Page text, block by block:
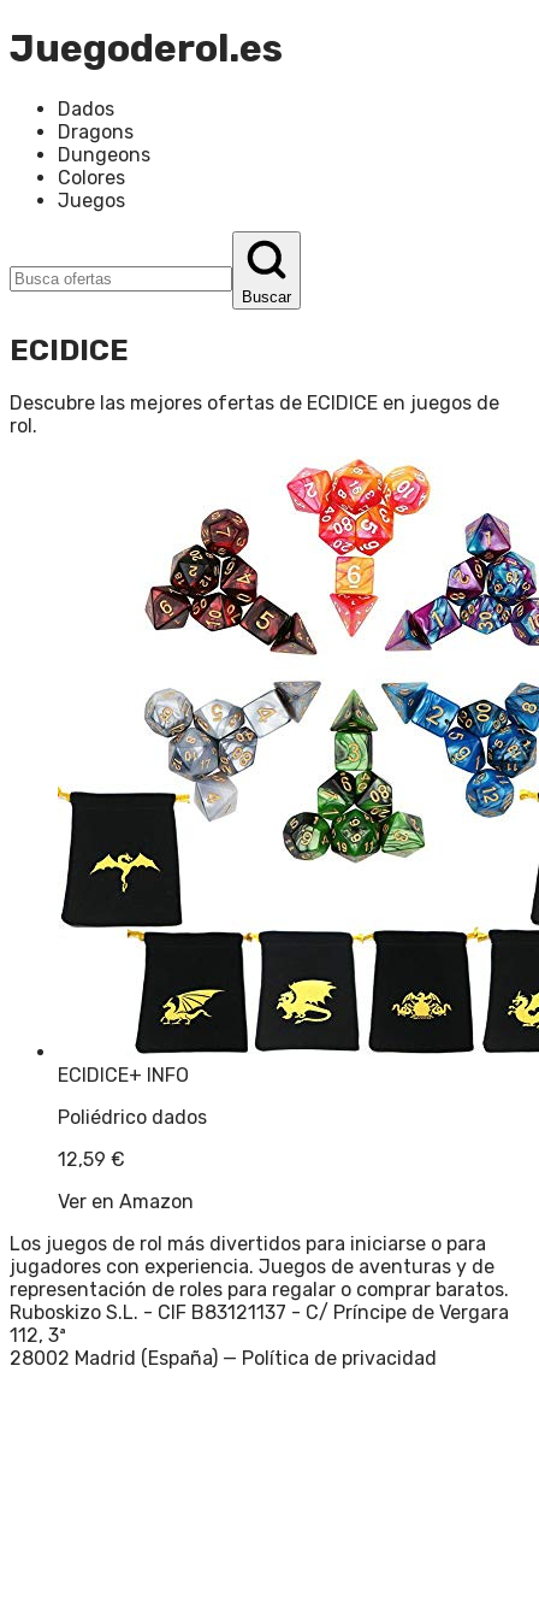
Juegoderol.es
Dados
Dragons
Dungeons
Colores
Juegos
Buscar
ECIDICE
Descubre las mejores ofertas de ECIDICE en juegos de
rol.
ECIDICE+ INFO
Poliédrico dados
12,59 €
Ver en Amazon
Los juegos de rol más divertidos para iniciarse o para
jugadores con experiencia. Juegos de aventuras y de
representación de roles para regalar o comprar baratos.
Ruboskizo S.L. - CIF B83121137 - C/ Príncipe de Vergara
112, 3ª
28002 Madrid (España) — Política de privacidad